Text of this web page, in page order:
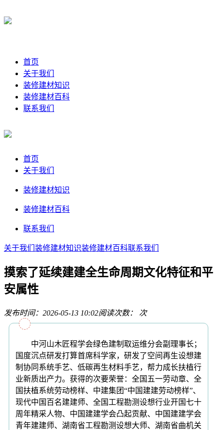
首页
关于我们
装修建材知识
装修建材百科
联系我们
首页
关于我们
装修建材知识
装修建材百科
联系我们
关于我们 装修建材知识装修建材百科联系我们
摸索了延续建建全生命周期文化特征和平
安属性
发布时间：2026-05-13 10:02阅读次数： 次
中河山木匠程学会绿色建制取运维分会副理事长；
国度沉点研发打算首席科学家，研发了空间再生设想建
制协同系统手艺、低碳再生材料手艺，帮力成长扶植行
业新质出产力。获得的次要荣誉：全国五一劳动章、全
国扶植系统劳动榜样、中建集团“中国建建劳动榜样”、
现代中国百名建建师、全国工程勘测设想行业开国七十
周年精采人物、中国建建学会凸起贡献、中国建建学会
青年建建师、湖南省工程勘测设想大师、湖南省曲机关